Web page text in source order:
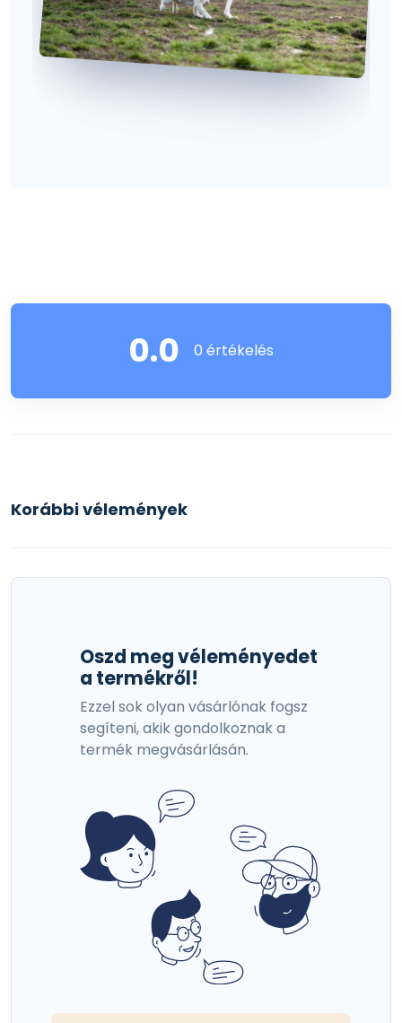
0.0 0 értékelés
Korábbi vélemények
Oszd meg véleményedet
a termékről!
Ezzel sok olyan vásárlónak fogsz
segíteni, akik gondolkoznak a
termék megvásárlásán.